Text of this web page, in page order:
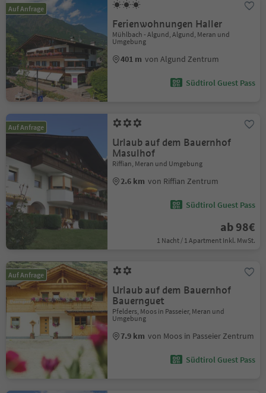
Auf Anfrage
Ferienwohnungen Haller
Mühlbach - Algund, Algund, Meran und
Umgebung
401 m von Algund Zentrum
Südtirol Guest Pass
Auf Anfrage
Urlaub auf dem Bauernhof
Masulhof
Riffian, Meran und Umgebung
2.6 km von Riffian Zentrum
Südtirol Guest Pass
ab 98€
1 Nacht / 1 Apartment Inkl. MwSt.
Auf Anfrage
Urlaub auf dem Bauernhof
Bauernguet
Pfelders, Moos in Passeier, Meran und
Umgebung
7.9 km von Moos in Passeier Zentrum
Südtirol Guest Pass